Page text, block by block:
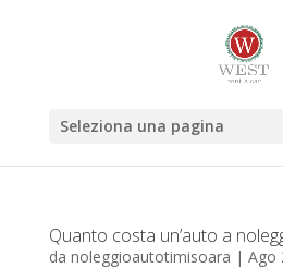
Seleziona una pagina
Quanto costa un’auto a
da noleggioautotimisoara | Ago